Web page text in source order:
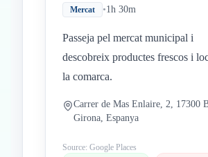
Mercat •1h 30m
Passeja pel mercat municipal i
descobreix productes frescos i
la comarca.
Carrer de Mas Enlaire, 2, 17300
Girona, Espanya
Source: Google Places